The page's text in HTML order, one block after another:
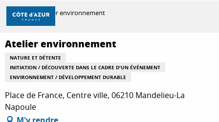
Aller
contenu
principal
DÉCOUVRIR
À FAIRE
Accueil Atelier environnement
Atelier environnement
NATURE ET DÉTENTE
INITIATION / DÉCOUVERTE DANS LE CADRE D'UN ÉVÉNEMENT
ENVIRONNEMENT / DÉVELOPPEMENT DURABLE
Place de France, Centre ville, 06210 Mandelieu-La
Napoule